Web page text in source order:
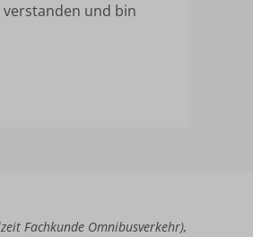
verstanden und bin
Fachkunde Omnibusverkehr),